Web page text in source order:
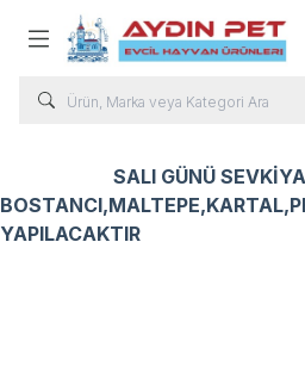
SALI GÜNÜ
YAPILACAKTIR